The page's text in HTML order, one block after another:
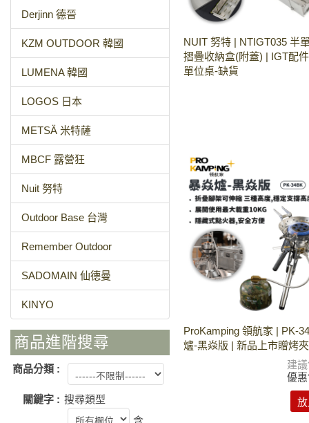
Derjinn 德晉
KZM OUTDOOR 韓國
LUMENA 韓國
LOGOS 日本
METSÄ 米特薩
MBCF 露營狂
Nuit 努特
Outdoor Base 台灣
Remember Outdoor
SADOMAIN 仙德曼
KINYO
商品進階搜尋
商品分類 :
關鍵字 : 搜尋類型
含
NUIT 努特 | NTIGT035 半
摺疊收納盒(附蓋) | IGT配
單位桌-缺貨
ProKamping 領航家 | PK-
爐-黑焱版 | 新品上市贈烤
建
優